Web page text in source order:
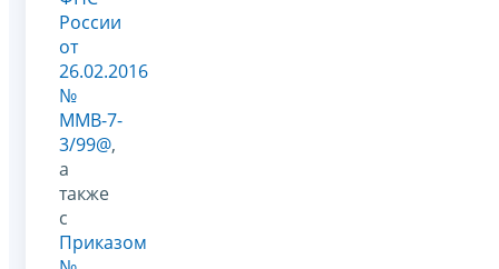
России
от
26.02.2016
№
ММВ-7-
3/99@,
а
также
с
Приказом